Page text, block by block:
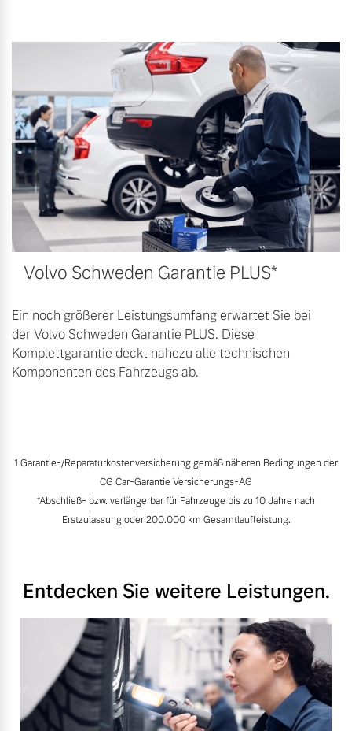
Mehr erfahren
Versicherung
Volvo Schweden Garantie PLUS*
Ein noch größerer Leistungsumfang erwartet Sie bei
der Volvo Schweden Garantie PLUS. Diese
Komplettgarantie deckt nahezu alle technischen
Komponenten des Fahrzeugs ab.
1 Garantie-/Reparaturkostenversicherung gemäß näheren Bedingungen der
CG Car-Garantie Versicherungs-AG
*Abschließ- bzw. verlängerbar für Fahrzeuge bis zu 10 Jahre nach
Erstzulassung oder 200.000 km Gesamtlaufleistung.
Entdecken Sie weitere Leistungen.